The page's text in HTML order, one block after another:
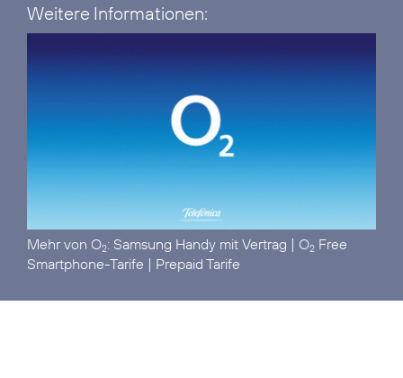
Weitere Informationen:
Mehr von O2: Samsung Handy mit Vertrag | O2 Free
Smartphone-Tarife | Prepaid Tarife